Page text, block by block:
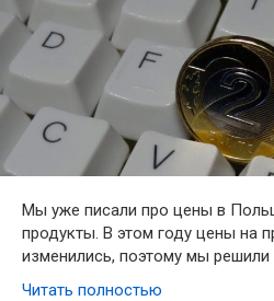
Мы уже писали про цены в
продукты. В этом году цены на
изменились, поэтому мы решили
Читать полностью